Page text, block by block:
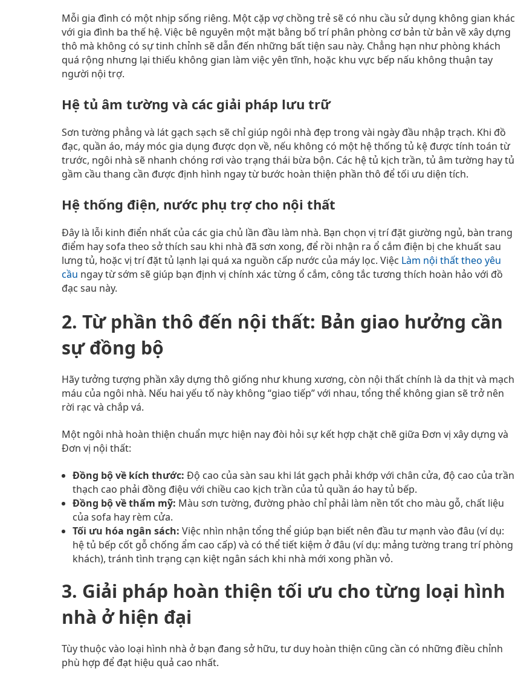
Mỗi gia đình có một nhịp sống riêng. Một cặp vợ chồng trẻ sẽ có nhu cầu sử dụng không gian khác
với gia đình ba thế hệ. Việc bê nguyên một mặt bằng bố trí phân phòng cơ bản từ bản vẽ xây dựng
thô mà không có sự tinh chỉnh sẽ dẫn đến những bất tiện sau này. Chẳng hạn như phòng khách
quá rộng nhưng lại thiếu không gian làm việc yên tĩnh, hoặc khu vực bếp nấu không thuận tay
người nội trợ.
Hệ tủ âm tường và các giải pháp lưu trữ
Sơn tường phẳng và lát gạch sạch sẽ chỉ giúp ngôi nhà đẹp trong vài ngày đầu nhập trạch. Khi đồ
đạc, quần áo, máy móc gia dụng được dọn về, nếu không có một hệ thống tủ kệ được tính toán từ
trước, ngôi nhà sẽ nhanh chóng rơi vào trạng thái bừa bộn. Các hệ tủ kịch trần, tủ âm tường hay tủ
gầm cầu thang cần được định hình ngay từ bước hoàn thiện phần thô để tối ưu diện tích.
Hệ thống điện, nước phụ trợ cho nội thất
Đây là lỗi kinh điển nhất của các gia chủ lần đầu làm nhà. Bạn chọn vị trí đặt giường ngủ, bàn trang
điểm hay sofa theo sở thích sau khi nhà đã sơn xong, để rồi nhận ra ổ cắm điện bị che khuất sau
lưng tủ, hoặc vị trí đặt tủ lạnh lại quá xa nguồn cấp nước của máy lọc. Việc Làm nội thất theo yêu
cầu ngay từ sớm sẽ giúp bạn định vị chính xác từng ổ cắm, công tắc tương thích hoàn hảo với đồ
đạc sau này.
2. Từ phần thô đến nội thất: Bản giao hưởng cần
sự đồng bộ
Hãy tưởng tượng phần xây dựng thô giống như khung xương, còn nội thất chính là da thịt và mạch
máu của ngôi nhà. Nếu hai yếu tố này không “giao tiếp” với nhau, tổng thể không gian sẽ trở nên
rời rạc và chắp vá.
Một ngôi nhà hoàn thiện chuẩn mực hiện nay đòi hỏi sự kết hợp chặt chẽ giữa Đơn vị xây dựng và
Đơn vị nội thất:
Đồng bộ về kích thước: Độ cao của sàn sau khi lát gạch phải khớp với chân cửa, độ cao của trần
thạch cao phải đồng điệu với chiều cao kịch trần của tủ quần áo hay tủ bếp.
Đồng bộ về thẩm mỹ: Màu sơn tường, đường phào chỉ phải làm nền tốt cho màu gỗ, chất liệu
của sofa hay rèm cửa.
Tối ưu hóa ngân sách: Việc nhìn nhận tổng thể giúp bạn biết nên đầu tư mạnh vào đâu (ví dụ:
hệ tủ bếp cốt gỗ chống ẩm cao cấp) và có thể tiết kiệm ở đâu (ví dụ: mảng tường trang trí phòng
khách), tránh tình trạng cạn kiệt ngân sách khi nhà mới xong phần vỏ.
3. Giải pháp hoàn thiện tối ưu cho từng loại hình
nhà ở hiện đại
Tùy thuộc vào loại hình nhà ở bạn đang sở hữu, tư duy hoàn thiện cũng cần có những điều chỉnh
phù hợp để đạt hiệu quả cao nhất.